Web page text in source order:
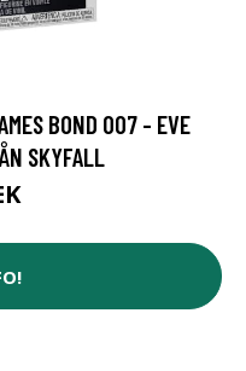
BOND 007 - EVE
SKYFALL